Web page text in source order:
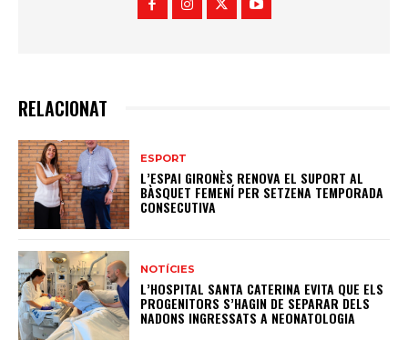
RELACIONAT
ESPORT
L’ESPAI GIRONÈS RENOVA EL SUPORT AL
BÀSQUET FEMENÍ PER SETZENA TEMPORADA
CONSECUTIVA
NOTÍCIES
L’HOSPITAL SANTA CATERINA EVITA QUE ELS
PROGENITORS S’HAGIN DE SEPARAR DELS
NADONS INGRESSATS A NEONATOLOGIA